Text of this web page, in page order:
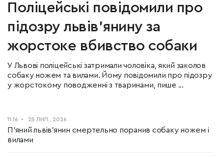
Поліцейські повідомили про
підозру львів'янину за
жорстоке вбивство собаки
У Львові поліцейські затримали чоловіка, який заколов
собаку ножем та вилами. Йому повідомили про підозру
у жорстокому поводженні з тваринами, пише ...
11:16 25 ЛИП., 2026
П'яний львів'янин смертельно поранив собаку ножем і
вилами